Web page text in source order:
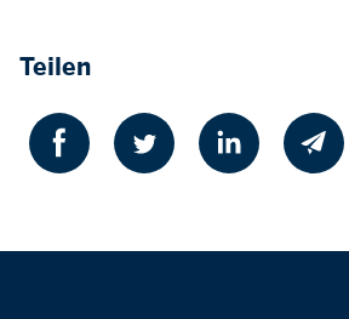
Teilen